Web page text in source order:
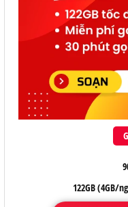
122GB (4GB/